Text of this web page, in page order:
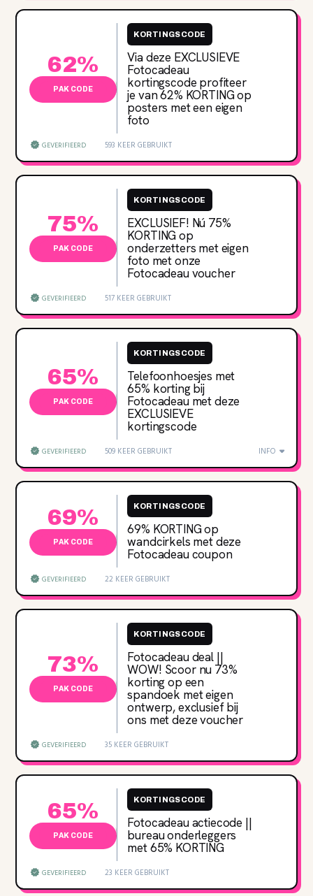
62%
PAK CODE
KORTINGSCODE
Via deze EXCLUSIEVE
Fotocadeau
kortingscode profiteer
je van 62‌% KORTING op
posters met een eigen
foto
GEVERIFIEERD 593 KEER GEBRUIKT
75%
PAK CODE
KORTINGSCODE
EXCLUSIEF! Nú 75‌%
KORTING op
onderzetters met eigen
foto met onze
Fotocadeau voucher
GEVERIFIEERD 517 KEER GEBRUIKT
65%
PAK CODE
KORTINGSCODE
Telefoonhoesjes met
65‌% korting bij
Fotocadeau met deze
EXCLUSIEVE
kortingscode
GEVERIFIEERD 509 KEER GEBRUIKT INFO
69%
PAK CODE
KORTINGSCODE
69‌% KORTING op
wandcirkels met deze
Fotocadeau coupon
GEVERIFIEERD 22 KEER GEBRUIKT
73%
PAK CODE
KORTINGSCODE
Fotocadeau deal ||
WOW! Scoor nu 73‌%
korting op een
spandoek met eigen
ontwerp, exclusief bij
ons met deze voucher
GEVERIFIEERD 35 KEER GEBRUIKT
65%
PAK CODE
KORTINGSCODE
Fotocadeau actiecode ||
bureau onderleggers
met 65‌% KORTING
GEVERIFIEERD 23 KEER GEBRUIKT